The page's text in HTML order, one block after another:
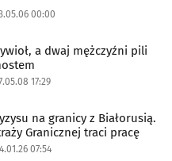
00:00
a dwaj mężczyźni pili
17:29
na granicy z Białorusią.
Granicznej traci pracę
07:54